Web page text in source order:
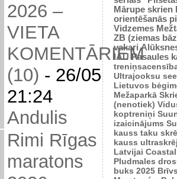
2026 –
VIETA
KOMENTĀRIEM
(10) - 26/05
21:24
Andulis
Rimi Rīgas
maratons
Mārupe skrien
orientēšanās
Vidzemes
ZB (ziemas
vakari
IAU Pasaules
Ultrajooksu
Lietuvos
Mežaparkā
(nenotiek)
koptreniņi
izaicinājums
kauss taku
kauss
Latvijai
Pludmales
buks 2025